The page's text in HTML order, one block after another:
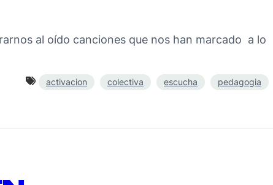
al oído canciones que nos han marcado a lo
activacion colectiva escucha pedagogia